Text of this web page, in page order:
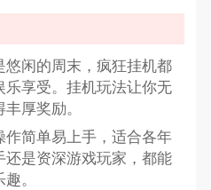
闲的周末，疯狂挂机都
享受。挂机玩法让你无
厚奖励。
简单易上手，适合各年
是资深游戏玩家，都能
。